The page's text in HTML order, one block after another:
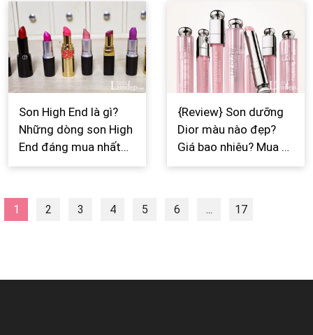
Son High End là gì?
Những dòng son High
End đáng mua nhất
2026
{Review} Son dưỡng
Dior màu nào đẹp?
Giá bao nhiêu? Mua ở
đâu?
1 2 3 4 5 6 ...
17